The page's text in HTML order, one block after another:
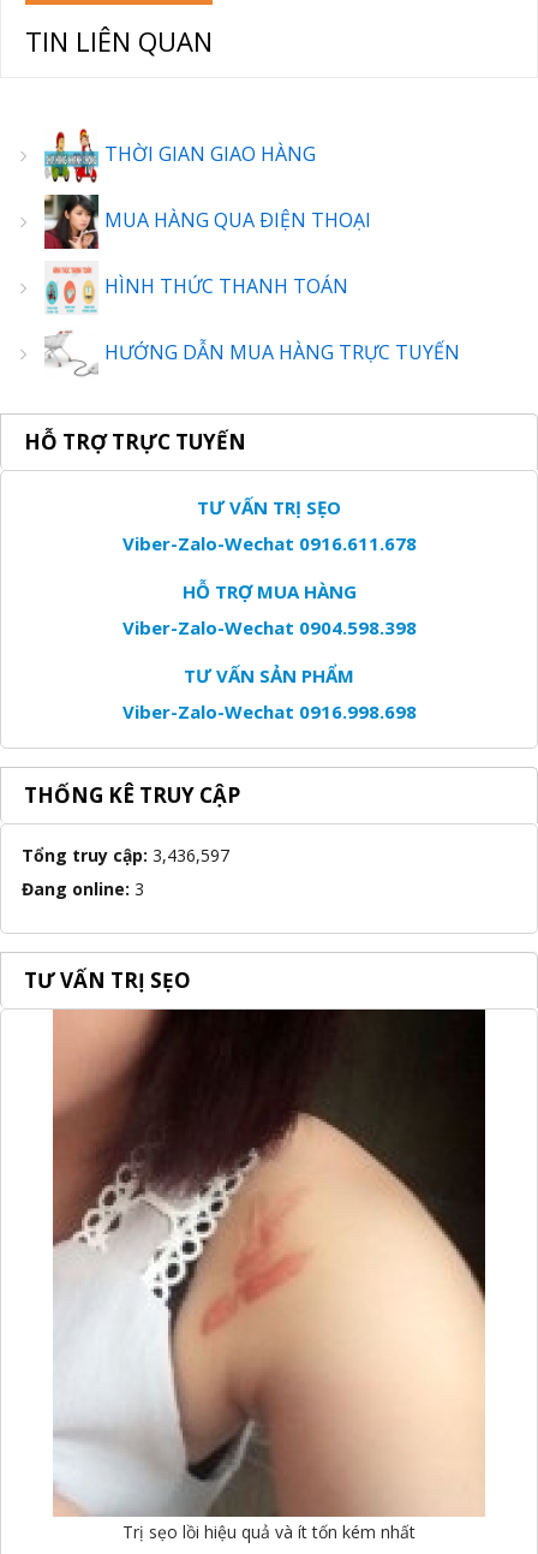
TIN LIÊN QUAN
THỜI GIAN GIAO HÀNG
MUA HÀNG QUA ÐIỆN THOẠI
HÌNH THỨC THANH TOÁN
HƯỚNG DẪN MUA HÀNG TRỰC TUYẾN
HỖ TRỢ TRỰC TUYẾN
TƯ VẤN TRỊ SẸO
Viber-Zalo-Wechat 0916.611.678
HỖ TRỢ MUA HÀNG
Viber-Zalo-Wechat 0904.598.398
TƯ VẤN SẢN PHẨM
Viber-Zalo-Wechat 0916.998.698
THỐNG KÊ TRUY CẬP
Tổng truy cập: 3,436,597
Đang online: 3
TƯ VẤN TRỊ SẸO
Trị sẹo lồi hiệu quả và ít tốn kém nhất